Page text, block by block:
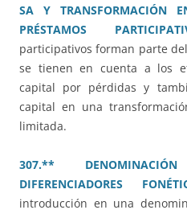
SA Y TRANSFORMACIÓN
PRÉSTAMOS
participativos forman parte
se tienen en cuenta a los
capital por pérdidas y
capital en una
limitada.
307.**
DIFERENCIADORES
introducción en una